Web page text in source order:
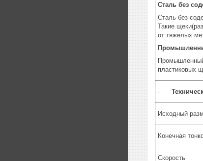
Сталь без
Сталь без
Такие
от тяжелых
пластиковых
·
Исходный
Конечная
Скорость